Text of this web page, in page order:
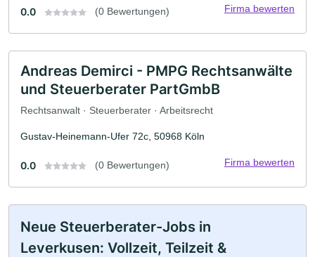
0.0 (0 Bewertungen) Firma bewerten
Andreas Demirci - PMPG Rechtsanwälte
und Steuerberater PartGmbB
Rechtsanwalt · Steuerberater · Arbeitsrecht
Gustav-Heinemann-Ufer 72c, 50968 Köln
0.0 (0 Bewertungen) Firma bewerten
Neue Steuerberater-Jobs in
Leverkusen: Vollzeit, Teilzeit &